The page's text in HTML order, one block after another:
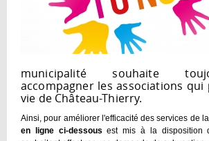
municipalité souhaite
accompagner les associations
vie de Château-Thierry.
Ainsi, pour améliorer l'efficacité des services de la
en ligne ci-dessousest mis à la disposition